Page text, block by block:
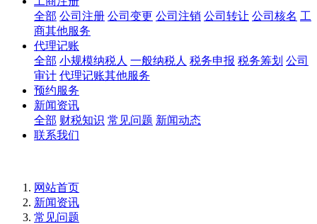
全部 公司注册 公司变更 公司注销 公司转让 公司核名 工
商其他服务
代理记账
全部 小规模纳税人 一般纳税人 税务申报 税务筹划 公司
审计 代理记账其他服务
预约服务
新闻资讯
全部 财税知识 常见问题 新闻动态
联系我们
网站首页
新闻资讯
常见问题